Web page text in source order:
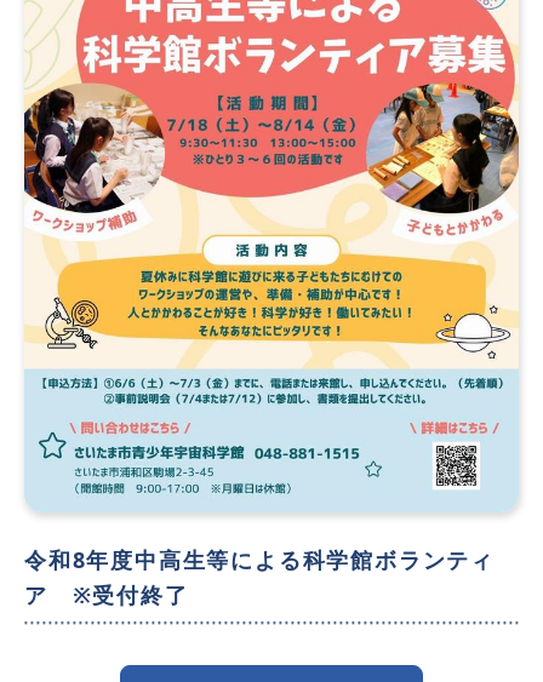
令和8年度中高生等による科学館ボランティ
ア ※受付終了